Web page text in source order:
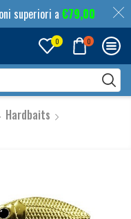
superiori a €79,00
0 0
Hardbaits